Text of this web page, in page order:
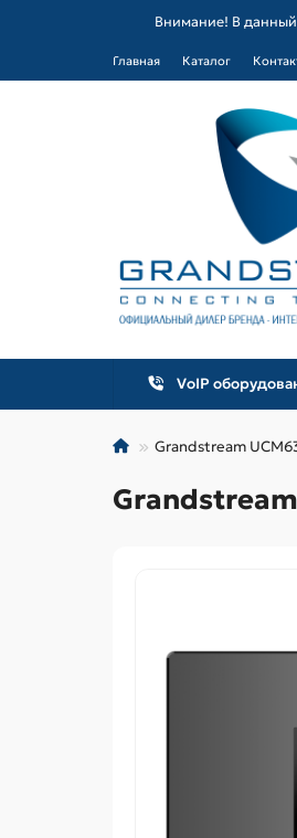
Внимание! В
Главная Каталог
VoIP
Grandstream